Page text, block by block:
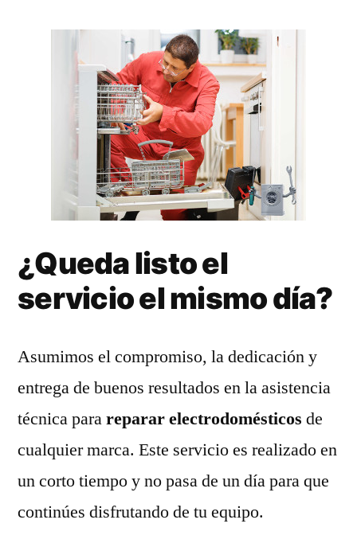
¿Queda listo el
servicio el mismo día?
Asumimos el compromiso, la dedicación y
entrega de buenos resultados en la asistencia
técnica parareparar electrodomésticos de
cualquier marca. Este servicio es realizado en
un corto tiempo y no pasa de un día para que
continúes disfrutando de tu equipo.